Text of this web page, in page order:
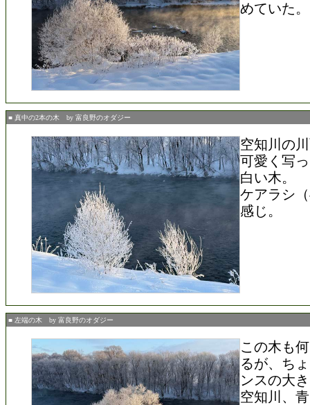
めていた。
■ 真中の2本の木 by 富良野のオダジー
空知川の
可愛く写
白い木。
ケアラシ
感じ。
■ 左端の木 by 富良野のオダジー
この木も
るが、ち
ンスの大
空知川、